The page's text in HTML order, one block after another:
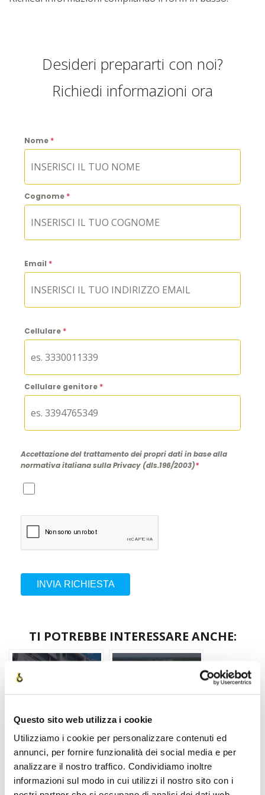
Questo sito web utilizza i cookie
Utilizziamo i cookie per personalizzare contenuti ed
annunci, per fornire funzionalità dei social media e per
analizzare il nostro traffico. Condividiamo inoltre
informazioni sul modo in cui utilizzi il nostro sito con i
Desideri prepararti con noi?
Richiedi informazioni ora
Nome *
Cognome *
Email *
Cellulare *
Cellulare genitore *
Accettazione del trattamento dei propri dati in base alla
normativa italiana sulla Privacy (dls.196/2003)*
INVIA RICHIESTA
TI POTREBBE INTERESSARE ANCHE:
Graduatoria
Cattolica 2023 –
Tutti i Successi
degli studenti
Graduatoria
Humanitas 2023 –
Tutti i successi
degli studenti